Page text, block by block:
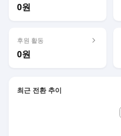
0원
후원 활동
0원
최근 전환 추이